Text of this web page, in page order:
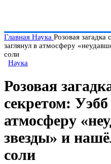
Главная Наука Розовая
заглянул в атмосферу
соли
Наука
Розовая
секретом:
атмосферу
звезды» и
соли